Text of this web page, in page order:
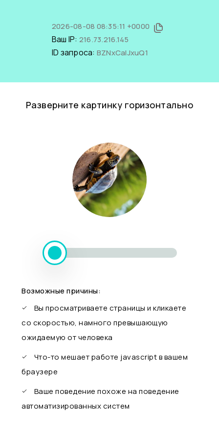
2026-08-08 08:35:11 +0000
Ваш IP: 216.73.216.145
ID запроса: BZNxCaIJxuQ1
Разверните картинку горизонтально
Возможные причины:
Вы просматриваете страницы и кликаете
со скоростью, намного превышающую
ожидаемую от человека
Что-то мешает работе javascript в вашем
браузере
Ваше поведение похоже на поведение
автоматизированных систем